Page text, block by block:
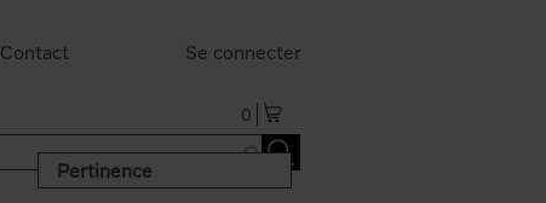
Contact Se connecter
0
Pertinence